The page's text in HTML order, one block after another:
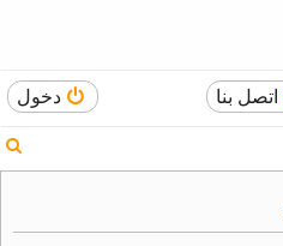
اتصل بنا دخول